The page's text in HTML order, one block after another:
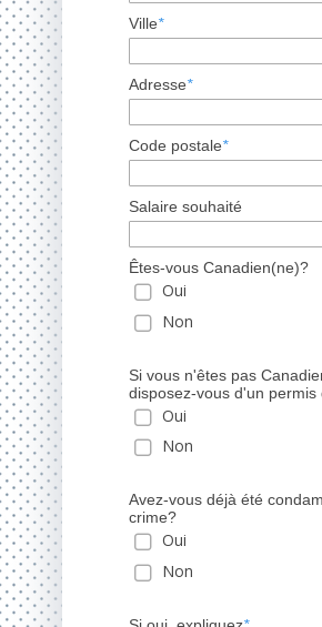
Ville*
Adresse*
Code postale*
Salaire souhaité
Êtes-vous Canadien(ne)?
Oui
Non
Si vous n'êtes pas
disposez-vous d'un permis
Oui
Non
Avez-vous déjà été
crime?
Oui
Non